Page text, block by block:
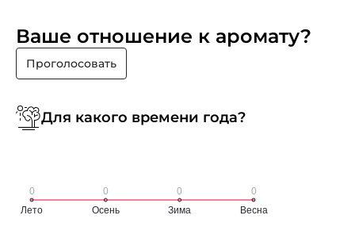
Ваше отношение к аромату?
Проголосовать
Для какого времени года?